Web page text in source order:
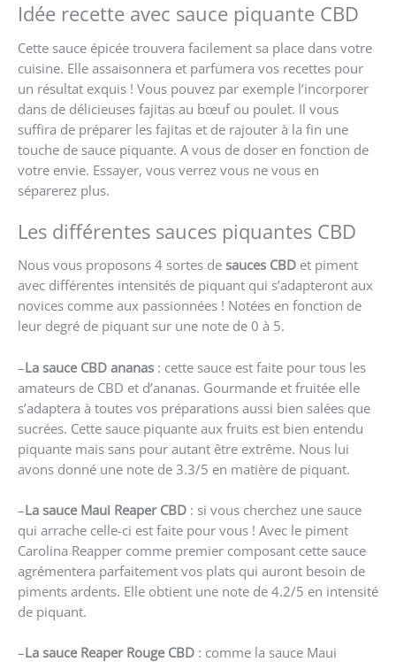
Idée recette avec sauce piquante CBD
Cette sauce épicée trouvera facilement sa place dans votre
cuisine. Elle assaisonnera et parfumera vos recettes pour
un résultat exquis ! Vous pouvez par exemple l’incorporer
dans de délicieuses fajitas au bœuf ou poulet. Il vous
suffira de préparer les fajitas et de rajouter à la fin une
touche de sauce piquante. A vous de doser en fonction de
votre envie. Essayer, vous verrez vous ne vous en
séparerez plus.
Les différentes sauces piquantes CBD
Nous vous proposons 4 sortes de sauces CBD et piment
avec différentes intensités de piquant qui s’adapteront aux
novices comme aux passionnées ! Notées en fonction de
leur degré de piquant sur une note de 0 à 5.
–La sauce CBD ananas : cette sauce est faite pour tous les
amateurs de CBD et d’ananas. Gourmande et fruitée elle
s’adaptera à toutes vos préparations aussi bien salées que
sucrées. Cette sauce piquante aux fruits est bien entendu
piquante mais sans pour autant être extrême. Nous lui
avons donné une note de 3.3/5 en matière de piquant.
–La sauce Maui Reaper CBD : si vous cherchez une sauce
qui arrache celle-ci est faite pour vous ! Avec le piment
Carolina Reapper comme premier composant cette sauce
agrémentera parfaitement vos plats qui auront besoin de
piments ardents. Elle obtient une note de 4.2/5 en intensité
de piquant.
–La sauce Reaper Rouge CBD : comme la sauce Maui